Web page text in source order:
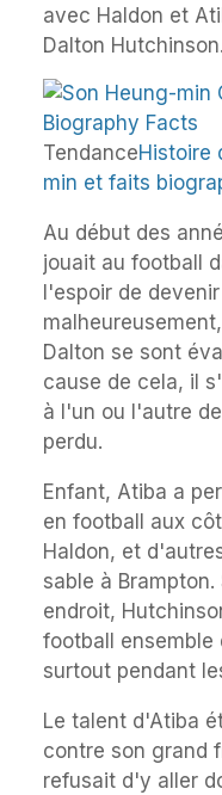
avec Haldon et
Dalton Hutchinson.
TendanceHistoire
min et faits
Au début des
jouait au football
l'espoir de
Dalton se sont
cause de cela, il
à l'un ou l'autre
perdu.
Enfant, Atiba a
en football aux
Haldon, et
sable à
endroit,
football ensemble
surtout pendant
Le talent d'Atiba
contre son grand
refusait d'y aller